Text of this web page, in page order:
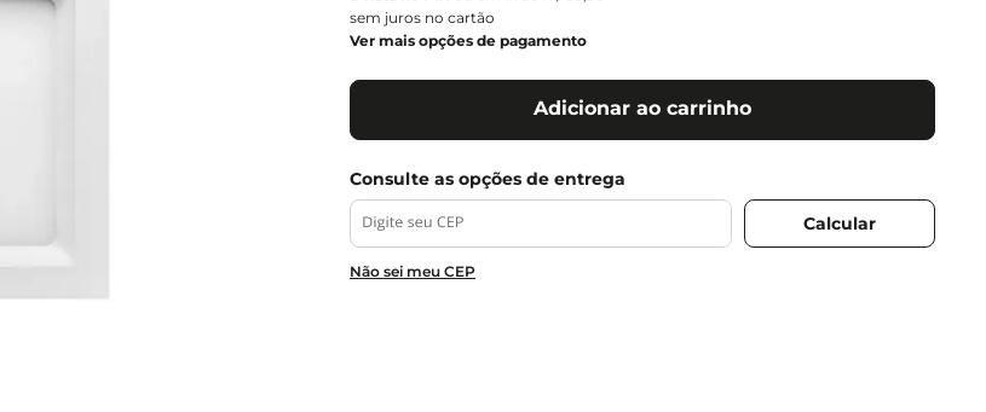
sem juros no cartão
Ver mais opções de pagamento
Adicionar ao carrinho
Não sei meu CEP